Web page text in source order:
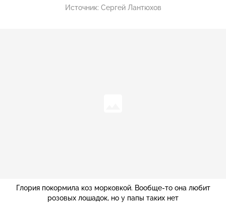
Источник: Сергей Лантюхов
Глория покормила коз морковкой. Вообще-то она любит
розовых лошадок, но у папы таких нет